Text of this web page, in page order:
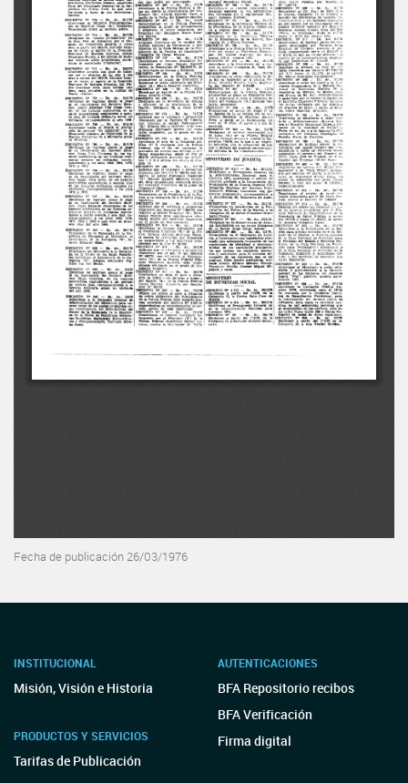
Fecha de publicación 26/03/1976
INSTITUCIONAL
Misión, Visión e Historia
PRODUCTOS Y SERVICIOS
Tarifas de Publicación
AUTENTICACIONES
BFA Repositorio recibos
BFA Verificación
Firma digital